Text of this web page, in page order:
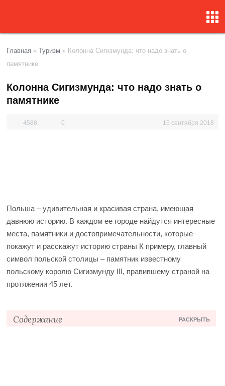
Главная »Туризм » Колонна Сигизмунда: что надо знать о
памятнике
Колонна Сигизмунда: что надо знать о
памятнике
4588 0 15 сентября 2018
Польша – удивительная и красивая страна, имеющая
давнюю историю. В каждом ее городе найдутся интересные
места, памятники и достопримечательности, которые
покажут и расскажут историю страны К примеру, главный
символ польской столицы – памятник известному
польскому королю Сигизмунду III, правившему страной на
протяжении 45 лет.
Содержание РАСКРЫТЬ